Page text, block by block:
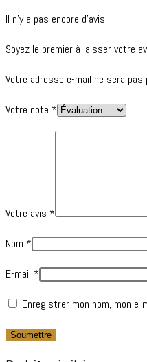
Il n’y a pas encore d’avis.
Soyez le premier à laisser votre
Votre adresse e-mail ne sera pas
Votre note *
Votre avis *
Nom *
E-mail *
Enregistrer mon nom, mon